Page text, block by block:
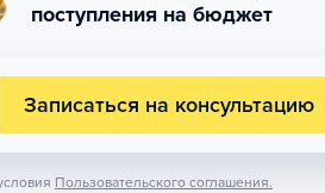
поступления на бюджет
Записаться на консультацию
Пользовательского соглашения.